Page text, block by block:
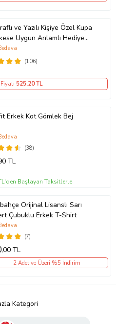
ve Yazılı Kişiye Özel Kupa
Uygun Anlamlı Hediye
Baskılı Kupa (Beyaz)
(106)
525,20 TL
Erkek Kot Gömlek Bej
(38)
TL
Başlayan Taksitlerle
Orijinal Lisanslı Sarı
Çubuklu Erkek T-Shirt
(7)
,00 TL
2 Adet ve Üzeri %5 İndirim
Kategori